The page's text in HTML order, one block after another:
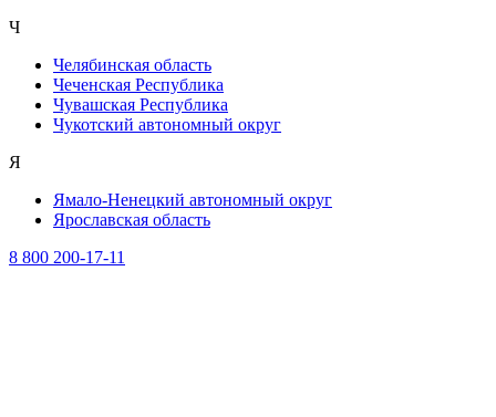
Ч
Челябинская область
Чеченская Республика
Чувашская Республика
Чукотский автономный округ
Я
Ямало-Ненецкий автономный округ
Ярославская область
8 800 200-17-11